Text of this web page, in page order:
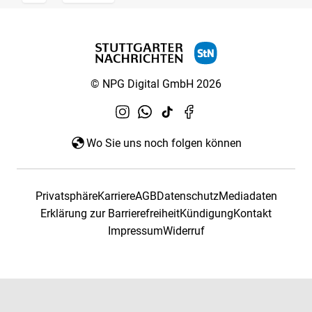
© NPG Digital GmbH 2026
Wo Sie uns noch folgen können
PrivatsphäreKarriereAGBDatenschutzMediadaten
Erklärung zur BarrierefreiheitKündigungKontakt
ImpressumWiderruf